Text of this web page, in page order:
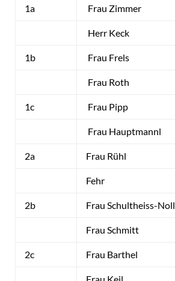
1a Frau Zimmer
Herr Keck
1b Frau Frels
Frau Roth
1c Frau Pipp
Frau Hauptmannl
2a Frau Rühl
Fehr
2b Frau Schultheiss-Noll
Frau Schmitt
2c Frau Barthel
Frau Keil